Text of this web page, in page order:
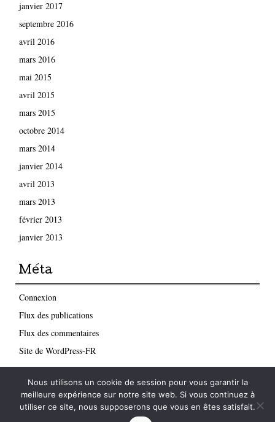
janvier 2017
septembre 2016
avril 2016
mars 2016
mai 2015
avril 2015
mars 2015
octobre 2014
mars 2014
janvier 2014
avril 2013
mars 2013
février 2013
janvier 2013
Méta
Connexion
Flux des publications
Flux des commentaires
Site de WordPress-FR
2026 APACHES Propulsé par WordPress
Nous utilisons un cookie de session pour vous garantir la
meilleure expérience sur notre site web. Si vous continuez à
utiliser ce site, nous supposerons que vous en êtes satisfait.